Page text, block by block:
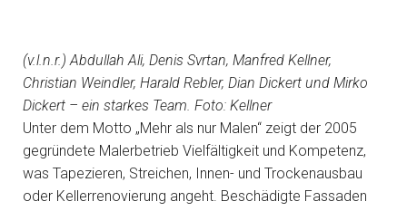
(v.l.n.r.) Abdullah Ali, Denis Svrtan, Manfred Kellner,
Christian Weindler, Harald Rebler, Dian Dickert und Mirko
Dickert – ein starkes Team. Foto: Kellner
Unter dem Motto „Mehr als nur Malen“ zeigt der 2005
gegründete Malerbetrieb Vielfältigkeit und Kompetenz,
was Tapezieren, Streichen, Innen- und Trockenausbau
oder Kellerrenovierung angeht. Beschädigte Fassaden